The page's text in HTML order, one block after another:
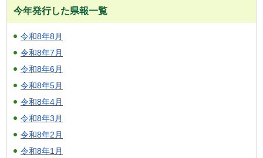
今年発行した県報一覧
令和8年8月
令和8年7月
令和8年6月
令和8年5月
令和8年4月
令和8年3月
令和8年2月
令和8年1月